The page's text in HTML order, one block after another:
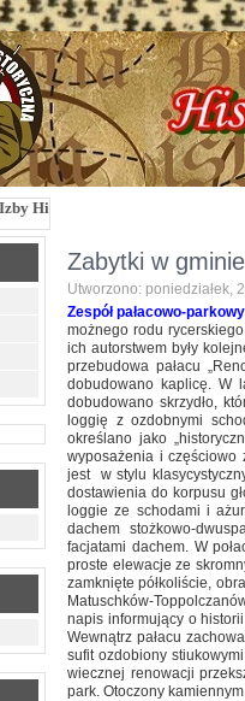
Żarowska Izba Historyczna, ul.
Zabytki w
Utworzono: poniedziałek,
Zespół pałacowo-
możnego rodu
ich autorstwem były
przebudowa pałacu
dobudowano kaplicę. W
dobudowano skrzydło,
loggię z ozdobnymi
określano jako
wyposażenia i częściowo
jest w stylu
dostawienia do korpusu
loggie ze schodami i
dachem stożkowo-
facjatami dachem. W
proste elewacje ze
zamknięte półkoliście,
Matuschków-
napis informujący o
Wewnątrz pałacu
sufit ozdobiony
wiecznej renowacji
park. Otoczony